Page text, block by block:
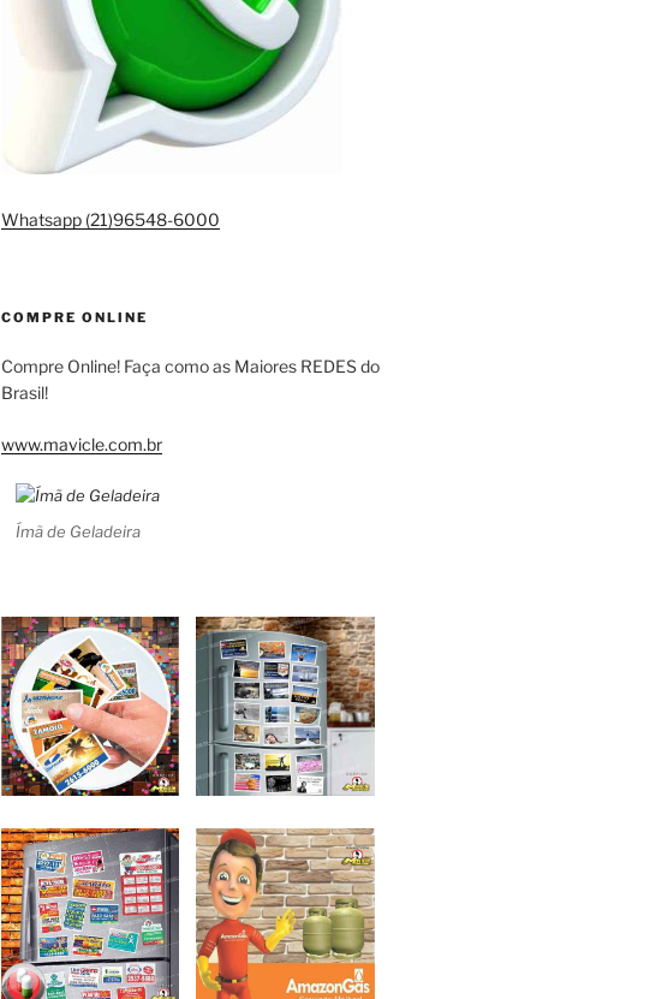
Whatsapp (21)96548-6000
COMPRE ONLINE
Compre Online! Faça como as Maiores REDES do
Brasil!
www.mavicle.com.br
Ímã de Geladeira